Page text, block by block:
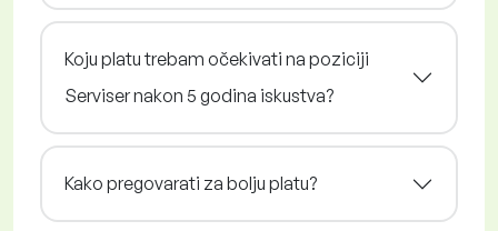
Koju platu trebam očekivati na poziciji
Serviser nakon 5 godina iskustva?
Kako pregovarati za bolju platu?